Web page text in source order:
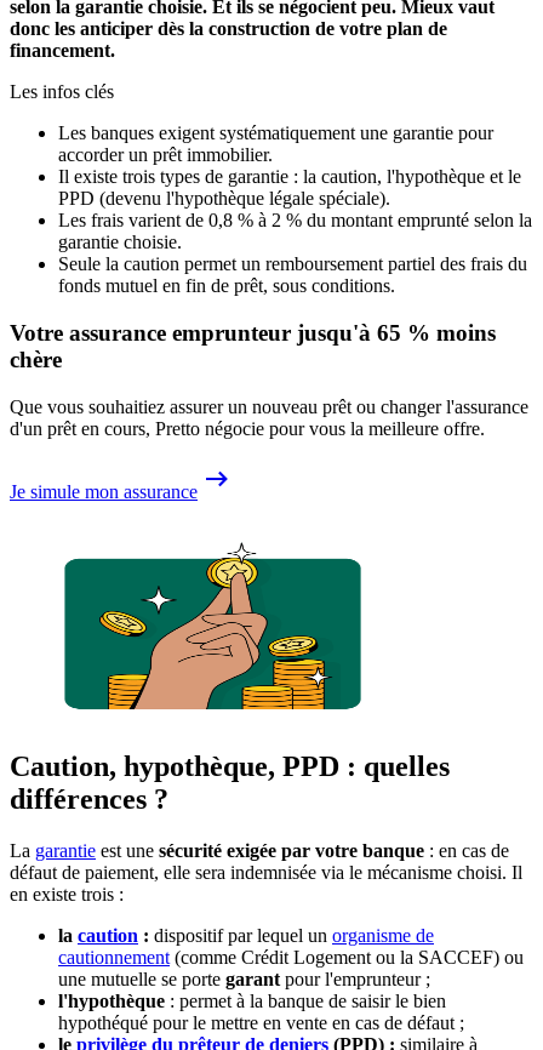
selon la garantie choisie. Et ils se négocient peu. Mieux vaut
donc les anticiper dès la construction de votre plan de
financement.
Les infos clés
Les banques exigent systématiquement une garantie pour
accorder un prêt immobilier.
Il existe trois types de garantie : la caution, l'hypothèque et le
PPD (devenu l'hypothèque légale spéciale).
Les frais varient de 0,8 % à 2 % du montant emprunté selon la
garantie choisie.
Seule la caution permet un remboursement partiel des frais du
fonds mutuel en fin de prêt, sous conditions.
Votre assurance emprunteur jusqu'à 65 % moins
chère
Que vous souhaitiez assurer un nouveau prêt ou changer l'assurance
d'un prêt en cours, Pretto négocie pour vous la meilleure offre.
Je simule mon assurance
Caution, hypothèque, PPD : quelles
différences ?
La garantie est une sécurité exigée par votre banque : en cas de
défaut de paiement, elle sera indemnisée via le mécanisme choisi. Il
en existe trois :
la caution : dispositif par lequel un organisme de
cautionnement (comme Crédit Logement ou la SACCEF) ou
une mutuelle se porte garant pour l'emprunteur ;
l'hypothèque : permet à la banque de saisir le bien
hypothéqué pour le mettre en vente en cas de défaut ;
le privilège du prêteur de deniers (PPD) : similaire à